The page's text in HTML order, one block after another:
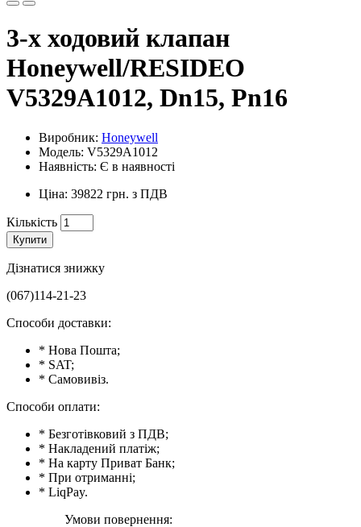
3-х ходовий клапан
Honeywell/RESIDEO
V5329A1012, Dn15, Pn16
Виробник: Honeywell
Модель: V5329A1012
Наявність: Є в наявності
Ціна: 39822 грн. з ПДВ
Кількість
Купити
Дізнатися знижку
(067)114-21-23
Способи доставки:
* Нова Пошта;
* SAT;
* Самовивіз.
Способи оплати:
* Безготівковий з ПДВ;
* Накладений платіж;
* На карту Приват Банк;
* При отриманні;
* LiqPay.
Умови повернення: